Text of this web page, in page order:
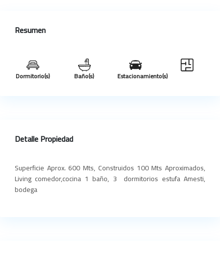
Resumen
Dormitorio(s) Baño(s) Estacionamiento(s)
Detalle Propiedad
Superficie Aprox. 600 Mts, Construidos 100 Mts Aproximados,
Living comedor,cocina 1 baño, 3 dormitorios estufa Amesti,
bodega